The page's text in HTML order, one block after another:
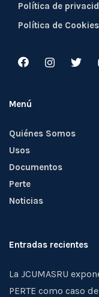
Política de
Política de Cookies
Menú
Quiénes Somos
Usos
Documentos
Perte
Noticias
Entradas recientes
La JCUMASRU
PERTE como caso